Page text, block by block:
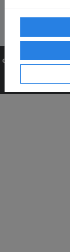
Copyright © 2026